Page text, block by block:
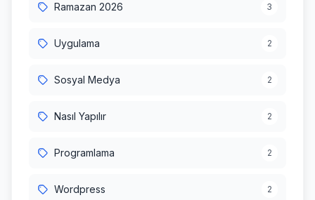
Ramazan 2026 3
Uygulama 2
Sosyal Medya 2
Nasıl Yapılır 2
Programlama 2
Wordpress 2